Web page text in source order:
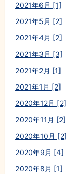
2021年6月 [1]
2021年5月 [2]
2021年4月 [2]
2021年3月 [3]
2021年2月 [1]
2021年1月 [2]
2020年12月 [2]
2020年11月 [2]
2020年10月 [2]
2020年9月 [4]
2020年8月 [1]